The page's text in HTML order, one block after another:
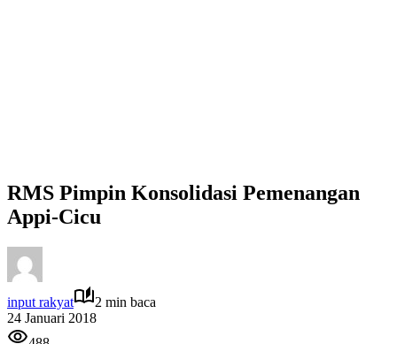
RMS Pimpin Konsolidasi Pemenangan
Appi-Cicu
input rakyat
2 min baca
24 Januari 2018